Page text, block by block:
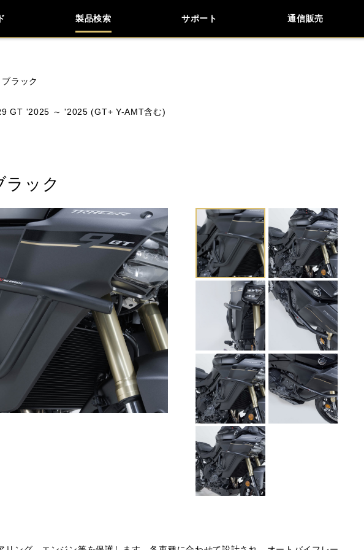
製品検索 サポート
お問い合わせ
よくあるご質問
通信販売
閉じる
ラック
GT '2025 ～ '2025 (GT+ Y-AMT含む)
ラック